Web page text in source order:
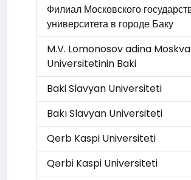
Филиал Московского
университета в городе Баку
M.V. Lomonosov adina
Universitetinin Baki
Baki Slavyan Universiteti
Bakı Slavyan Universiteti
Qerb Kaspi Universiteti
Qərbi Kaspi Universiteti